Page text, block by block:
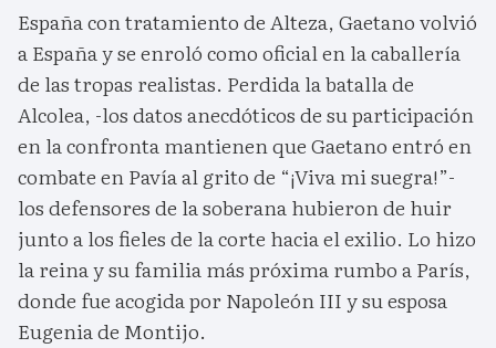
España con tratamiento de Alteza, Gaetano volvió
a España y se enroló como oficial en la caballería
de las tropas realistas. Perdida la batalla de
Alcolea, -los datos anecdóticos de su participación
en la confronta mantienen que Gaetano entró en
combate en Pavía al grito de “¡Viva mi suegra!”-
los defensores de la soberana hubieron de huir
junto a los fieles de la corte hacia el exilio. Lo hizo
la reina y su familia más próxima rumbo a París,
donde fue acogida por Napoleón III y su esposa
Eugenia de Montijo.